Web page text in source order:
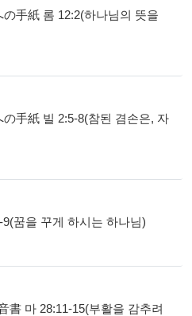
手紙 롬 12:2(하나님의 뜻을
手紙 빌 2:5-8(참된 겸손은, 자
꿈을 꾸게 하시는 하나님)
書 마 28:11-15(부활을 감추려